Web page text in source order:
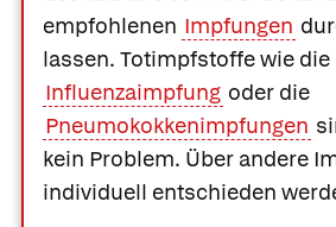
empfohlenen Impfungen
lassen. Totimpfstoffe wie die
Influenzaimpfung oder die
Pneumokokkenimpfungen
kein Problem. Über andere
individuell entschieden